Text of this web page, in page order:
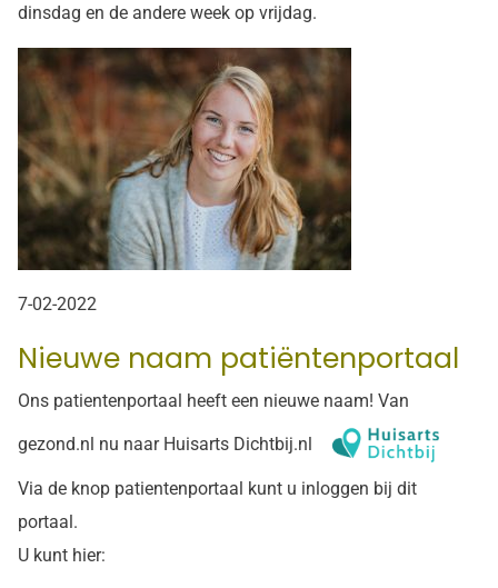
dinsdag en de andere week op vrijdag.
7-02-2022
Nieuwe naam patiëntenportaal
Ons patientenportaal heeft een nieuwe naam! Van
gezond.nl nu naar Huisarts Dichtbij.nl
Via de knop patientenportaal kunt u inloggen bij dit
portaal.
U kunt hier: